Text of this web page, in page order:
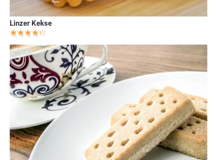
Linzer Kekse